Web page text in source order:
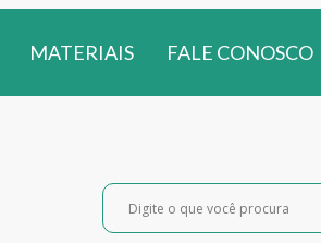
MATERIAIS FALE CONOSCO